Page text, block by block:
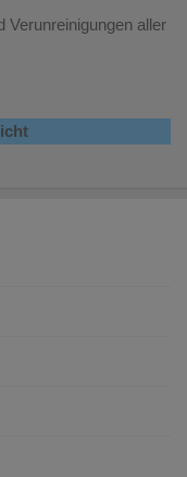
Verunreinigungen aller